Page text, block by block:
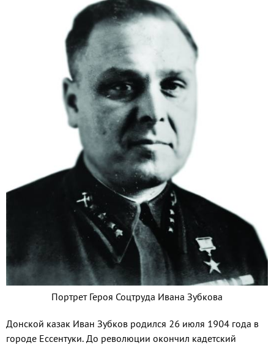
Портрет Героя Соцтруда Ивана Зубкова
Донской казак Иван Зубков родился 26 июля 1904 года в
городе Ессентуки. До революции окончил кадетский